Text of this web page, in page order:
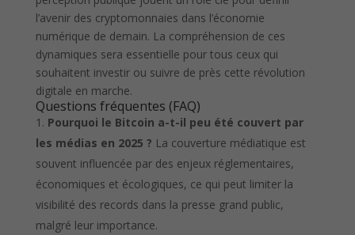
l’avenir des cryptomonnaies dans l’économie
numérique de demain. La compréhension de ces
dynamiques sera essentielle pour tous ceux qui
souhaitent investir ou suivre de près cette révolution
digitale en marche.
Questions fréquentes (FAQ)
Pourquoi le Bitcoin a-t-il peu été couvert par
les médias en 2025 ? La couverture médiatique est
souvent influencée par des enjeux réglementaires,
économiques et écologiques, ce qui peut limiter la
visibilité des records dans la presse grand public,
malgré leur importance.